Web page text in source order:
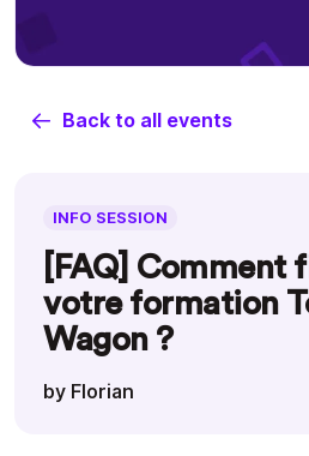
Back to all events
INFO SESSION
[FAQ] Comment
votre formation
Wagon ?
by Florian